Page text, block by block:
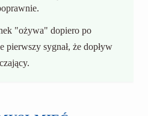
"ożywa" dopiero po
sygnał, że dopływ